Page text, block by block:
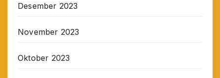
Desember 2023
November 2023
Oktober 2023